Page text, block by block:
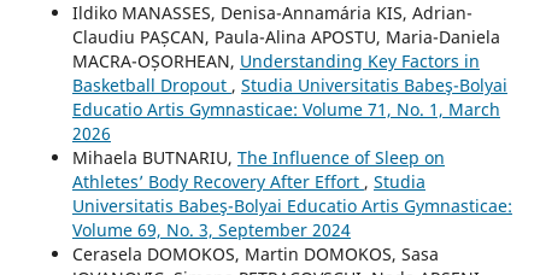
Ildiko MANASSES, Denisa-Annamária KIS, Adrian-
Claudiu PAȘCAN, Paula-Alina APOSTU, Maria-Daniela
MACRA-OȘORHEAN, Understanding Key Factors in
Basketball Dropout , Studia Universitatis Babeş-Bolyai
Educatio Artis Gymnasticae: Volume 71, No. 1, March
2026
Mihaela BUTNARIU, The Influence of Sleep on
Athletes’ Body Recovery After Effort , Studia
Universitatis Babeş-Bolyai Educatio Artis Gymnasticae:
Volume 69, No. 3, September 2024
Cerasela DOMOKOS, Martin DOMOKOS, Sasa